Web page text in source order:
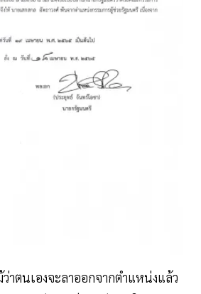
าตนเองจะลาออกจากตำแหน่งแล้ว